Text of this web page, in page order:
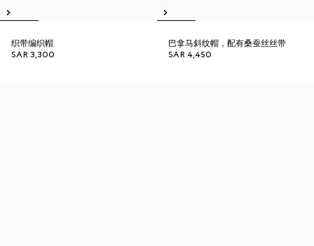
织带编织帽
SAR 3,300
巴拿马斜纹帽，配有桑蚕丝丝带
SAR 4,450